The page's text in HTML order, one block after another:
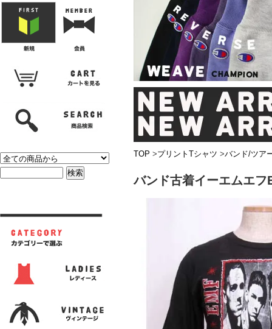
TOP >プリントTシャツ >バンド/ツア
バンド古着イーエムエ